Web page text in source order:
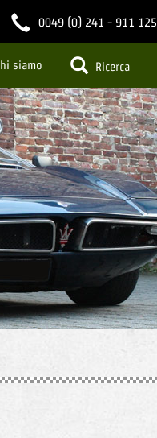
0049 (0) 241 - 911 125
Chi siamo Ricerca